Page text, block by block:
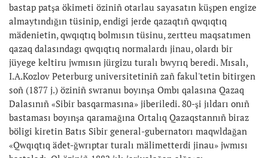
bastap patşa ökimeti öziniñ otarlau sayasatın küşpen engize
almaytındığın tüsinip, endigi jerde qazaqtıñ qwqıqtıq
mädenietin, qwqıqtıq bolmısın tüsinu, zertteu maqsatımen
qazaq dalasındagı qwqıqtıq normalardı jinau, olardı bir
jüyege keltiru jwmısın jürgizu turalı bwyrıq beredi. Mısalı,
I.A.Kozlov Peterburg universitetiniñ zañ fakul'tetin bitirgen
soñ (1877 j.) öziniñ swranuı boyınşa Ombı qalasına Qazaq
Dalasınıñ «Sibir basqarmasına» jiberiledi. 80-şi jıldarı onıñ
bastaması boyınşa qaramağına Ortalıq Qazaqstannıñ biraz
böligi kiretin Batıs Sibir general-gubernatorı maqwldağan
«Qwqıqtıq ädet-ğwrıptar turalı mälimetterdi jinau» jwmısı